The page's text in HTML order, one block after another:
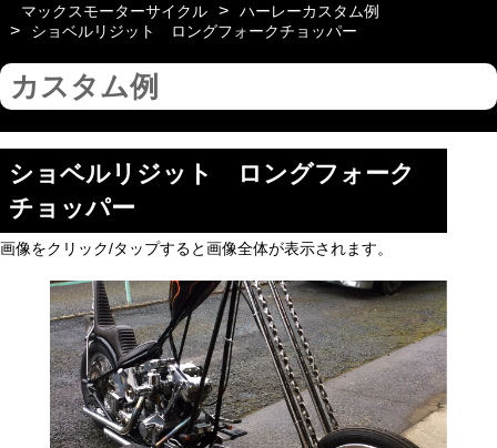
マックスモーターサイクル > ハーレーカスタム例
> ショベルリジット ロングフォークチョッパー
カスタム例
ショベルリジット ロングフォーク
チョッパー
画像をクリック/タップすると画像全体が表示されます。